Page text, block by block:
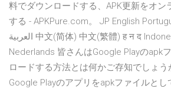
料でダウンロードする、APK更新をオン
する - APKPure.com。 JP English
العربية 中文(简体) 中文(繁體) ह न द Indonesia Italiano
Nederlands 皆さんはGoogle Playのapk
ロードする方法とは何かご存知でしょ
Google Playのアプリをapkファイルと